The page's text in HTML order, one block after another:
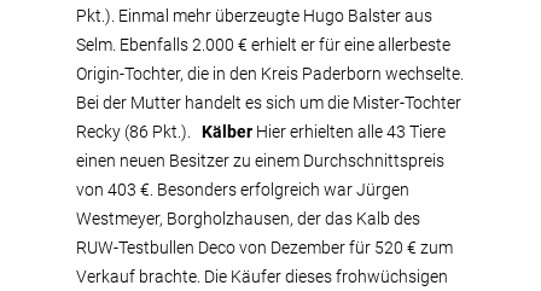
Pkt.). Einmal mehr überzeugte Hugo Balster aus
Selm. Ebenfalls 2.000 € erhielt er für eine allerbeste
Origin-Tochter, die in den Kreis Paderborn wechselte.
Bei der Mutter handelt es sich um die Mister-Tochter
Recky (86 Pkt.). Kälber Hier erhielten alle 43 Tiere
einen neuen Besitzer zu einem Durchschnittspreis
von 403 €. Besonders erfolgreich war Jürgen
Westmeyer, Borgholzhausen, der das Kalb des
RUW-Testbullen Deco von Dezember für 520 € zum
Verkauf brachte. Die Käufer dieses frohwüchsigen